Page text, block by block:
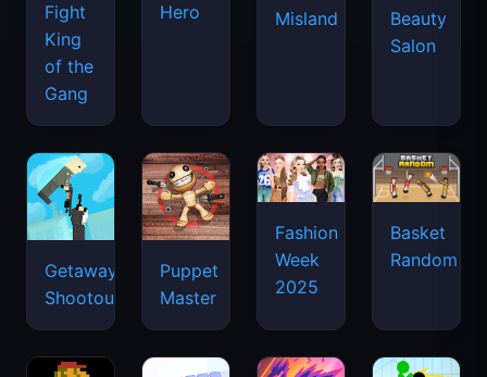
Fight
King
of the
Gang
Hero
Misland
Beauty
Salon
Getaway
Shootout
Puppet
Master
Fashion
Week
2025
Basket
Random